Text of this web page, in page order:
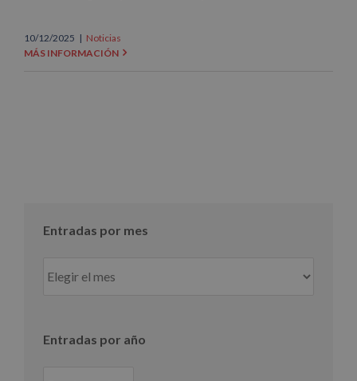
10/12/2025 | Noticias
MÁS INFORMACIÓN
Entradas por mes
por
Entradas por año